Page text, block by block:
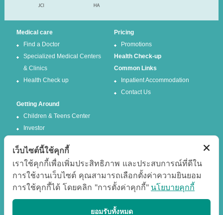
Medical care
Find a Doctor
Specialized Medical Centers
& Clinics
Health Check up
Pricing
Promotions
Health Check-up
Common Links
Inpatient Accommodation
Contact Us
Getting Around
Children & Teens Center
Investor
Facebook Twitter
เว็บไซต์นี้ใช้คุกกี้
เราใช้คุกกี้เพื่อเพิ่มประสิทธิภาพ และประสบการณ์ที่ดีใน
การใช้งานเว็บไซต์ คุณสามารถเลือกตั้งค่าความยินยอม
การใช้คุกกี้ได้ โดยคลิก "การตั้งค่าคุกกี้" นโยบายคุกกี้
ยอมรับทั้งหมด